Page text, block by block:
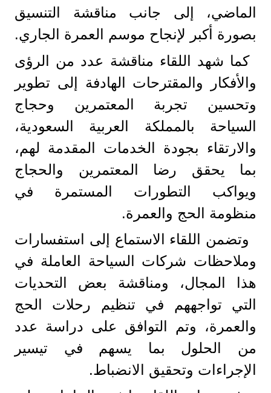
الماضي، إلى جانب مناقشة التنسيق
بصورة أكبر لإنجاح موسم العمرة الجاري.
كما شهد اللقاء مناقشة عدد من الرؤى
والأفكار والمقترحات الهادفة إلى تطوير
وتحسين تجربة المعتمرين وحجاج
السياحة بالمملكة العربية السعودية،
والارتقاء بجودة الخدمات المقدمة لهم،
بما يحقق رضا المعتمرين والحجاج
ويواكب التطورات المستمرة في
منظومة الحج والعمرة.
وتضمن اللقاء الاستماع إلى استفسارات
وملاحظات شركات السياحة العاملة في
هذا المجال، ومناقشة بعض التحديات
التي تواجههم في تنظيم رحلات الحج
والعمرة، وتم التوافق على دراسة عدد
من الحلول بما يسهم في تيسير
الإجراءات وتحقيق الانضباط.